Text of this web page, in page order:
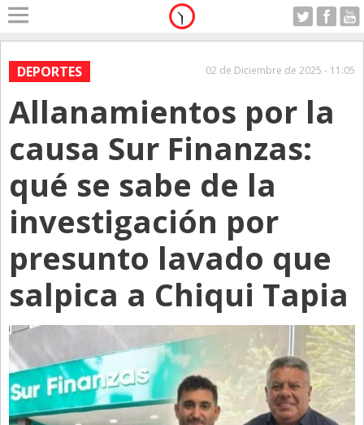
Home
A Motor
Alerta
Anticipo
Campo
Carrera & Emprendedores
Club House
Con Estilo
De Bolsillo
Diarios de Argentina
Diarios del Mundo
Directivos
Ecología y Ambiente
DEPORTES 02 de Diciembre de 2025 - 11:05
Allanamientos por la
causa Sur Finanzas:
qué se sabe de la
investigación por
presunto lavado que
salpica a Chiqui Tapia